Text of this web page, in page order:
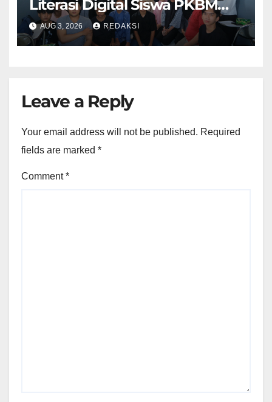
Literasi Digital Siswa PKBM
Cipta Tunas Karya Tangerang
Melalui Pembelajaran Berbasis
Teknologi
AUG 3, 2026 REDAKSI
Leave a Reply
Your email address will not be published. Required
fields are marked *
Comment*